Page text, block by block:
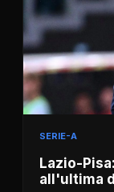
SERIE-A
Lazio-
all'ultima